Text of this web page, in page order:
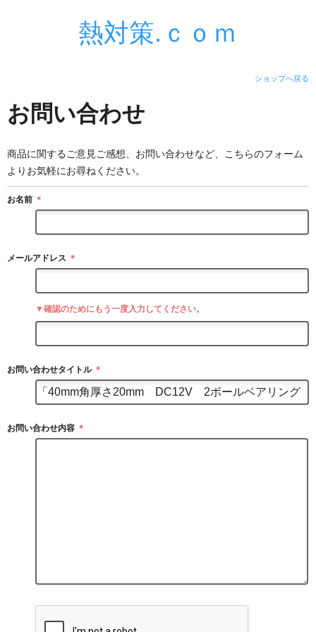
熱対策.ｃｏｍ
ショップへ戻る
お問い合わせ
商品に関するご意見ご感想、お問い合わせなど、こちらのフォーム
よりお気軽にお尋ねください。
お名前 ＊
メールアドレス ＊
▼確認のためにもう一度入力してください。
お問い合わせタイトル ＊
お問い合わせ内容 ＊